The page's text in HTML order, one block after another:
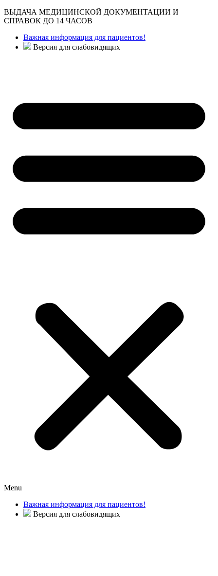
ВЫДАЧА МЕДИЦИНСКОЙ ДОКУМЕНТАЦИИ И
СПРАВОК ДО 14 ЧАСОВ
Важная информация для пациентов!
Версия для слабовидящих
Menu
Важная информация для пациентов!
Версия для слабовидящих